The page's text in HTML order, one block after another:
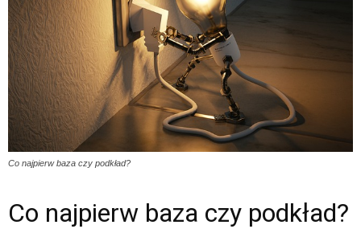
Co najpierw baza czy podkład?
Co najpierw baza czy podkład?